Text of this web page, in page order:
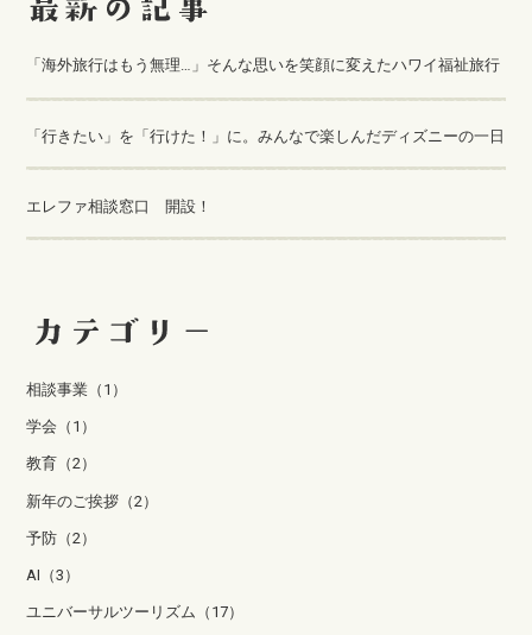
「海外旅行はもう無理…」そんな思いを笑顔に変えたハワイ福祉旅行
「行きたい」を「行けた！」に。みんなで楽しんだディズニーの一日
エレファ相談窓口 開設！
相談事業（1）
学会（1）
教育（2）
新年のご挨拶（2）
予防（2）
AI（3）
ユニバーサルツーリズム（17）